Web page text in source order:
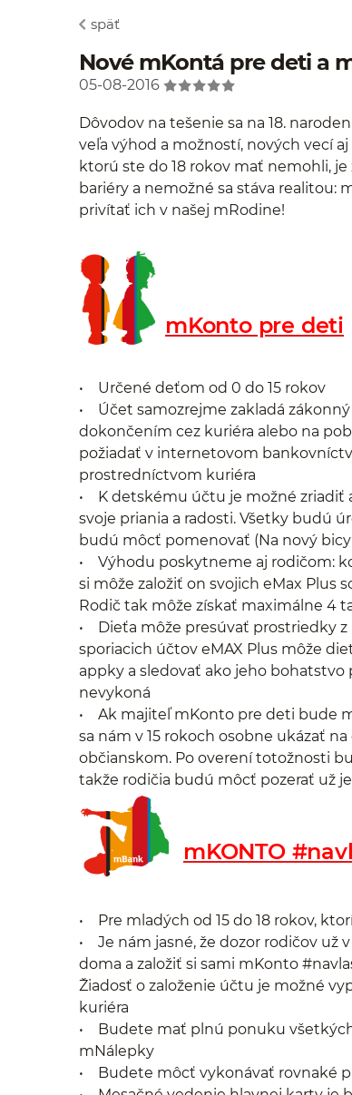
späť
Nové mKontá pre deti a
05-08-2016
Dôvodov na tešenie sa na 18.
veľa výhod a možností, nových vecí
ktorú ste do 18 rokov mať nemohli,
bariéry a nemožné sa stáva realitou:
privítať ich v našej mRodine!
mKonto pre deti
• Určené deťom od 0 do 15 rokov
• Účet samozrejme zakladá
dokončením cez kuriéra alebo na
požiadať v internetovom
prostredníctvom kuriéra
• K detskému účtu je možné zriadiť
svoje priania a radosti. Všetky budú
budú môcť pomenovať (Na nový
• Výhodu poskytneme aj rodičom:
si môže založiť on svojich eMax Plus
Rodič tak môže získať maximálne 4
• Dieťa môže presúvať prostriedky z
sporiacich účtov eMAX Plus môže
appky a sledovať ako jeho bohatstvo
nevykoná
• Ak majiteľ mKonto pre deti bude
sa nám v 15 rokoch osobne ukázať
občianskom. Po overení totožnosti
takže rodičia budú môcť pozerať už
mKONTO
• Pre mladých od 15 do 18 rokov,
• Je nám jasné, že dozor rodičov
doma a založiť si sami mKonto
Žiadosť o založenie účtu je možné
kuriéra
• Budete mať plnú ponuku
mNálepky
• Budete môcť vykonávať rovnaké